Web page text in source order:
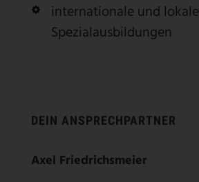
internationale und lokale
Spezialausbildungen
DEIN ANSPRECHPARTNER
Axel Friedrichsmeier